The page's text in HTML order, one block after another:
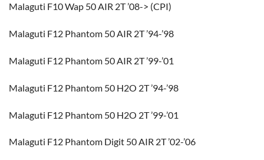
Malaguti F10 Wap 50 AIR 2T ’08-> (CPI)
Malaguti F12 Phantom 50 AIR 2T ’94-’98
Malaguti F12 Phantom 50 AIR 2T ’99-’01
Malaguti F12 Phantom 50 H2O 2T ’94-’98
Malaguti F12 Phantom 50 H2O 2T ’99-’01
Malaguti F12 Phantom Digit 50 AIR 2T ’02-’06